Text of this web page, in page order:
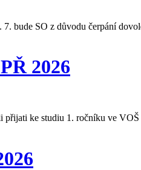
bude SO z důvodu čerpání
2026
ke studiu 1. ročníku ve